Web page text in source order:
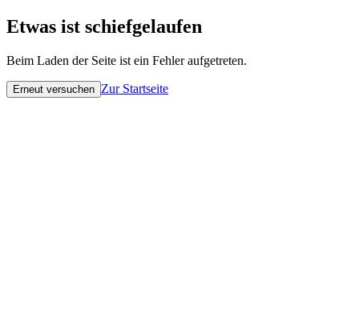
Etwas ist schiefgelaufen
Beim Laden der Seite ist ein Fehler aufgetreten.
Erneut versuchen Zur Startseite